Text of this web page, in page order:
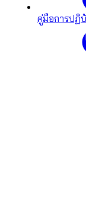
คู่มือการปฏิ